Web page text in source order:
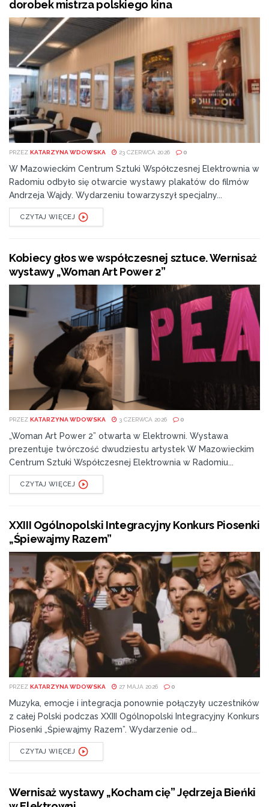
dorobek mistrza polskiego kina
PRZEZ KATARZYNA WDOWSKA 23 CZERWCA 2026 0
W Mazowieckim Centrum Sztuki Współczesnej Elektrownia w
Radomiu odbyło się otwarcie wystawy plakatów do filmów
Andrzeja Wajdy. Wydarzeniu towarzyszył specjalny...
CZYTAJ WIĘCEJ
Kobiecy głos we współczesnej sztuce. Wernisaż
wystawy „Woman Art Power 2”
PRZEZ KATARZYNA WDOWSKA 3 CZERWCA 2026 0
„Woman Art Power 2” otwarta w Elektrowni. Wystawa
prezentuje twórczość dwudziestu artystek W Mazowieckim
Centrum Sztuki Współczesnej Elektrownia w Radomiu...
CZYTAJ WIĘCEJ
XXIII Ogólnopolski Integracyjny Konkurs Piosenki
„Śpiewajmy Razem”
PRZEZ KATARZYNA WDOWSKA 27 MAJA 2026 0
Muzyka, emocje i integracja ponownie połączyły uczestników
z całej Polski podczas XXIII Ogólnopolski Integracyjny Konkurs
Piosenki „Śpiewajmy Razem”. Wydarzenie od...
CZYTAJ WIĘCEJ
Wernisaż wystawy „Kocham cię” Jędrzeja Bieńki